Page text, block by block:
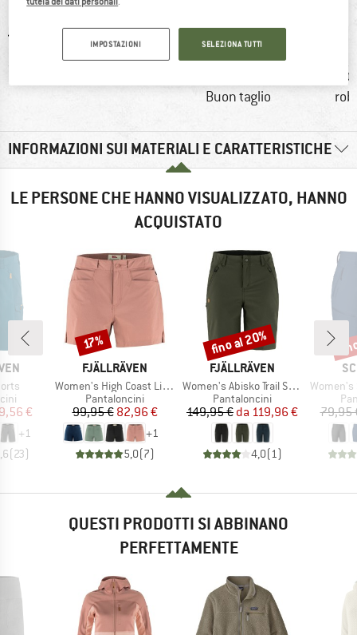
Buon taglio
INFORMAZIONI SUI MATERIALI E CARATTERISTICHE
LE PERSONE CHE HANNO VISUALIZZATO, HANNO
ACQUISTATO
prodotti
ridotto
€
+1
(23)
MARCHIO
FJÄLLRÄVEN
Articolo
Women's High Coast Lite Shorts
Gruppo di prodotti
Pantaloncini
Prezzo
99,95 €Prezzo ridotto
82,96 €
+1
5,0(7)
Sconto
17%
MARCHIO
FJÄLLRÄVEN
Articolo
Women's Abisko Trail Stretch Shorts
Gruppo di prodotti
Pantaloncini
Prezzo
149,95 € Prezzo ridotto
da 119,96 €
4,0( 1)
Sconto
fino al 20%
Articolo
Women's
79,95
QUESTI PRODOTTI SI ABBINANO
PERFETTAMENTE
IMPOSTAZIONI SELEZIONA TUTTI